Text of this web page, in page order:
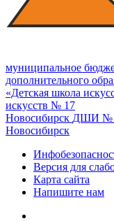
муниципальное
дополнительного
«Детская школа
искусств № 17
Новосибирск ДШИ №
Новосибирск
Версия для
Карта сайта
Напишите нам